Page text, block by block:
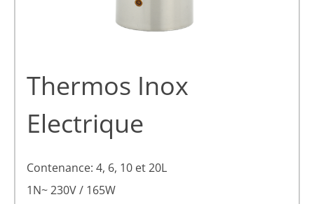
Thermos Inox
Electrique
Contenance: 4, 6, 10 et 20L
1N~ 230V / 165W